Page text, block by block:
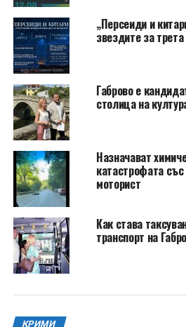
„Персеиди и
звездите за
Габрово е
столица на
Назначават
катастрофата
моторист
Как става
транспорт на
КРИМИ